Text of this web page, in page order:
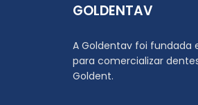
GOLDENTAV
A Goldentav foi fundada
para comercializar
Goldent.